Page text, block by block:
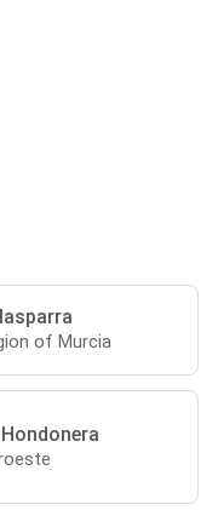
of Murcia